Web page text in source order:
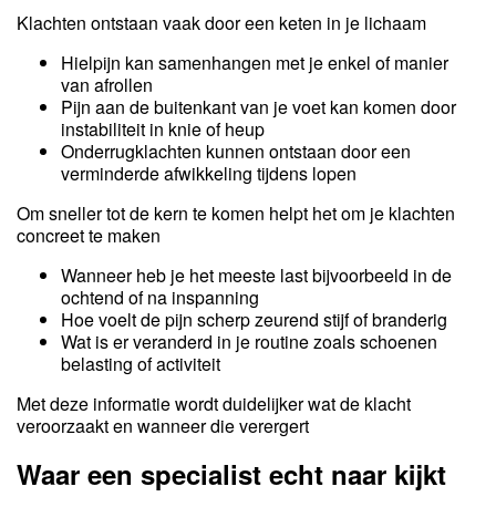
Klachten ontstaan vaak door een keten in je lichaam
Hielpijn kan samenhangen met je enkel of manier
van afrollen
Pijn aan de buitenkant van je voet kan komen door
instabiliteit in knie of heup
Onderrugklachten kunnen ontstaan door een
verminderde afwikkeling tijdens lopen
Om sneller tot de kern te komen helpt het om je klachten
concreet te maken
Wanneer heb je het meeste last bijvoorbeeld in de
ochtend of na inspanning
Hoe voelt de pijn scherp zeurend stijf of branderig
Wat is er veranderd in je routine zoals schoenen
belasting of activiteit
Met deze informatie wordt duidelijker wat de klacht
veroorzaakt en wanneer die verergert
Waar een specialist echt naar kijkt